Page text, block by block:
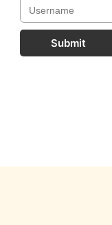
Submit